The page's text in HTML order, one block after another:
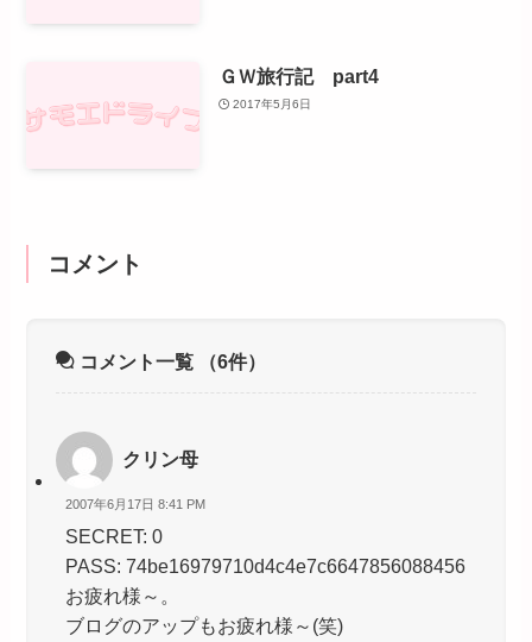
ＧＷ旅行記 part4
2017年5月6日
コメント
コメント一覧 （6件）
クリン母
2007年6月17日 8:41 PM
SECRET: 0
PASS: 74be16979710d4c4e7c6647856088456
お疲れ様～。
ブログのアップもお疲れ様～(笑)